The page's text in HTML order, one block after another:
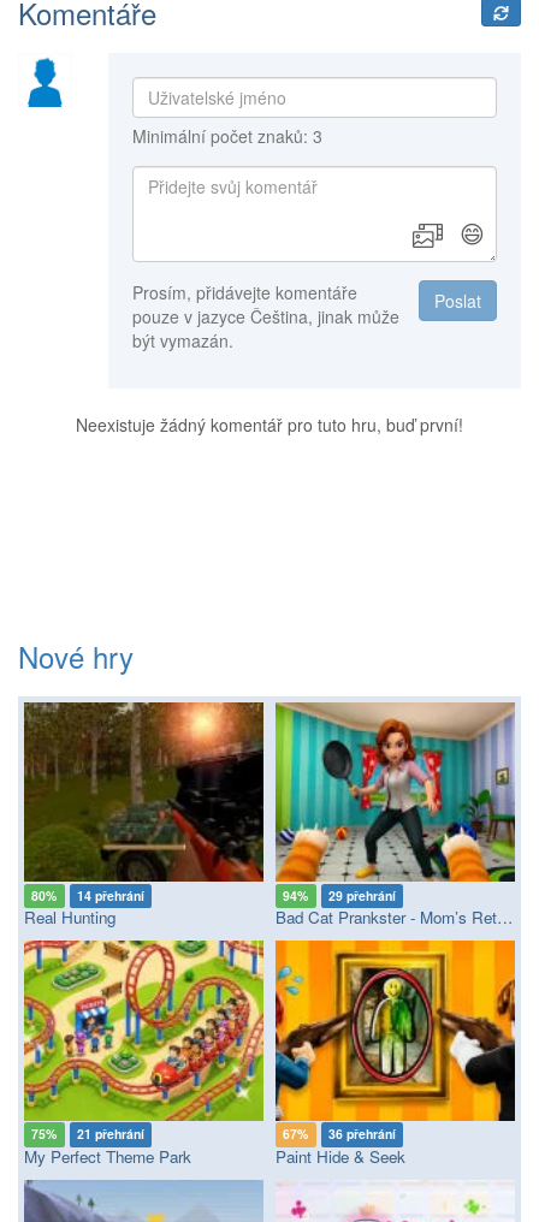
Komentáře
Minimální počet znaků: 3
😄
Poslat
Prosím, přidávejte komentáře
pouze v jazyce Čeština, jinak může
být vymazán.
Neexistuje žádný komentář pro tuto hru, buď první!
Nové hry
80% 14 přehrání
Real Hunting
94% 29 přehrání
Bad Cat Prankster - Mom’s Return
75% 21 přehrání
My Perfect Theme Park
67% 36 přehrání
Paint Hide & Seek